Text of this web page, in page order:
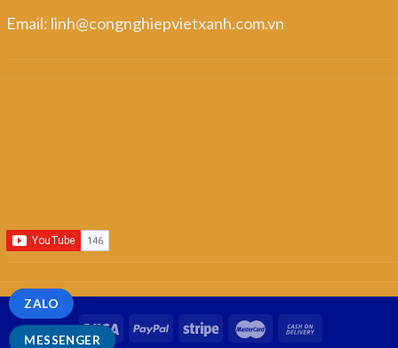
Email: linh@congnghiepvietxanh.com.vn
MESSENGER
ZALO